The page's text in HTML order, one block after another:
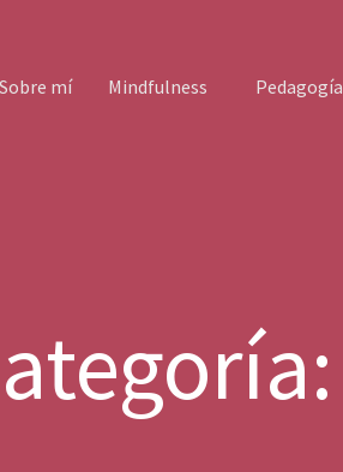
Sobre mí Mindfulness Pedagogía